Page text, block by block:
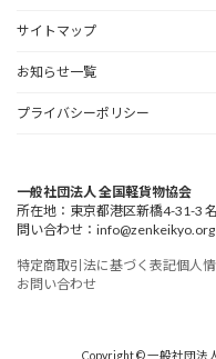
サイトマップ
お知らせ一覧
プライバシーポリシー
一般社団法人 全国軽貨物協会
所在地：東京都港区新橋4-31-3
問い合わせ：info@zenkeikyo.org
特定商取引法に基づく表記個人
お問い合わせ
Copyright © 一般社団法